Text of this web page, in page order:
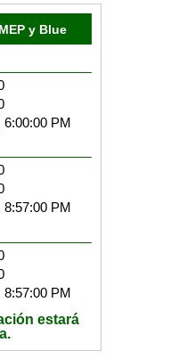
y Blue
6:00:00 PM
8:57:00 PM
8:57:00 PM
estará